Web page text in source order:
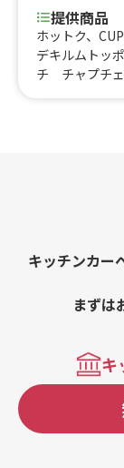
提供商品
ホットク、
デキルムトッ
チ チャプチ
キッチンカー
まずは
キ